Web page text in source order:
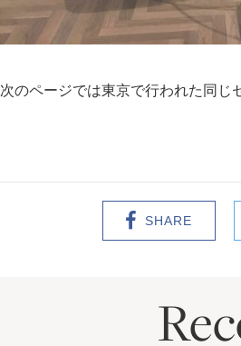
次のページでは東京で行われた同じ
SHARE